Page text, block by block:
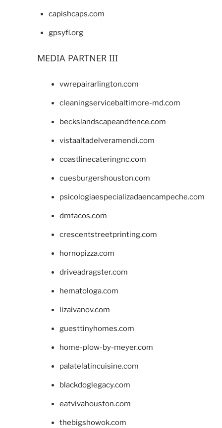
capishcaps.com
gpsyfl.org
MEDIA PARTNER III
vwrepairarlington.com
cleaningservicebaltimore-md.com
beckslandscapeandfence.com
vistaaltadelveramendi.com
coastlinecateringnc.com
cuesburgershouston.com
psicologiaespecializadaencampeche.com
dmtacos.com
crescentstreetprinting.com
hornopizza.com
driveadragster.com
hematologa.com
lizaivanov.com
guesttinyhomes.com
home-plow-by-meyer.com
palatelatincuisine.com
blackdoglegacy.com
eatvivahouston.com
thebigshowok.com